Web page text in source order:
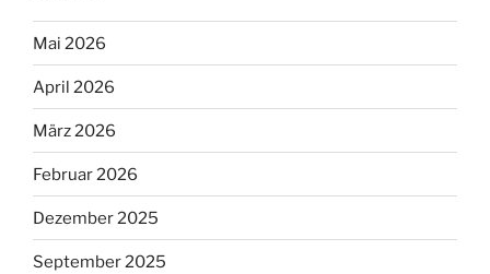
Mai 2026
April 2026
März 2026
Februar 2026
Dezember 2025
September 2025